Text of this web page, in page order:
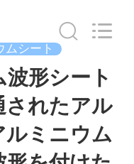
ムシート
形シート
されたアル
ルミニウム